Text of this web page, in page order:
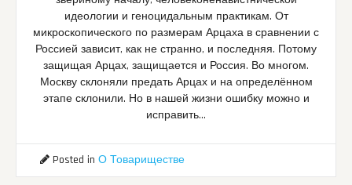
идеологии и геноцидальным практикам. От
микроскопического по размерам Арцаха в сравнении с
Россией зависит, как не странно, и последняя. Потому
защищая Арцах, защищается и Россия. Во многом.
Москву склоняли предать Арцах и на определённом
этапе склонили. Но в нашей жизни ошибку можно и
исправить…
Posted in О Товариществе